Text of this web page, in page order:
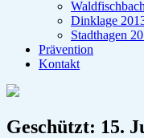
Dinklage
Stadthagen
Prävention
Kontakt
Geschützt: 15.